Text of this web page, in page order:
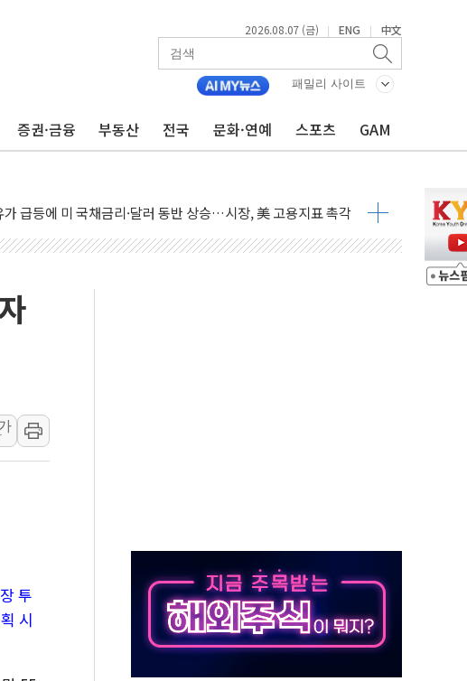
2026.08.07 (금) | ENG | 中文
패밀리 사이트
증권·금융 부동산 전국 문화·연예 스포츠 GAM
떡 제조업 '생계형 적합업종' 재지정...5년 더 보호
하에도 추가 완화 불확실성에 1.2% 하락 마감
구 된 '트래블카드'…휴가철 넘어 장기 고객 묶는다
브랜드 모델 발탁… 부산 광안서 약국 팝업스토어 운영
급등에 미 국채금리·달러 동반 상승…시장, 美 고용지표 촉각
민권 차단' 행정명령 서명…출생시민권 제한 재시동
선으로 실적 방어…다음 과제는 '외형 확대'
거주 1주택자 귀환 조짐에 전월세시장 '긴장'
즈 해협 재개방 합의 막바지.."美와 직접 협상 없어"
] 송영길·정청래·김민석 후보 - 8월 7일
선박 호르무즈 통항 제한 추진…美 "통행 막을 권한 없어"
투
시